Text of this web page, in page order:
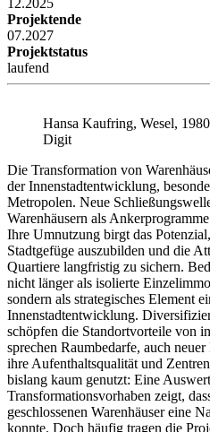
Projektende
07.2027
Projektstatus
laufend
Hansa Kaufring, Wesel,
Digit
Die Transformation von
der Innenstadtentwicklung,
Metropolen. Neue
Warenhäusern als
Ihre Umnutzung birgt das
Stadtgefüge auszubilden und die
Quartiere langfristig zu sichern.
nicht länger als isolierte
sondern als strategisches Element
Innenstadtentwicklung.
schöpfen die Standortvorteile von
sprechen Raumbedarfe, auch
ihre Aufenthaltsqualität und
bislang kaum genutzt: Eine
Transformationsvorhaben zeigt,
geschlossenen Warenhäuser eine
konnte. Doch häufig tragen die